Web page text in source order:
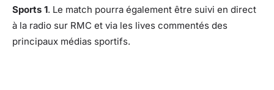
Sports 1. Le match pourra également être suivi en direct
à la radio sur RMC et via les lives commentés des
principaux médias sportifs.